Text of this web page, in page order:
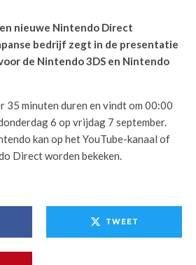
nieuwe Nintendo Direct
bedrijf zegt in de presentatie
de Nintendo 3DS en Nintendo
35 minuten duren en vindt om 00:00
6 op vrijdag 7 september.
kan op het YouTube-kanaal of
Direct worden bekeken.
TWEET